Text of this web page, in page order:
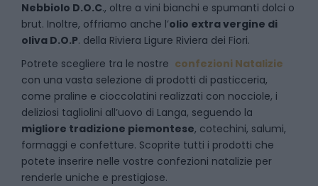
Nebbiolo D.O.C., oltre a vini bianchi e spumanti dolci o
brut. Inoltre, offriamo anche l’olio extra vergine di
oliva D.O.P. della Riviera Ligure Riviera dei Fiori.
Potrete scegliere tra le nostre confezioni Natalizie
con una vasta selezione di prodotti di pasticceria,
come praline e cioccolatini realizzati con nocciole, i
deliziosi tagliolini all’uovo di Langa, seguendo la
migliore tradizione piemontese, cotechini, salumi,
formaggi e confetture. Scoprite tutti i prodotti che
potete inserire nelle vostre confezioni natalizie per
renderle uniche e prestigiose.